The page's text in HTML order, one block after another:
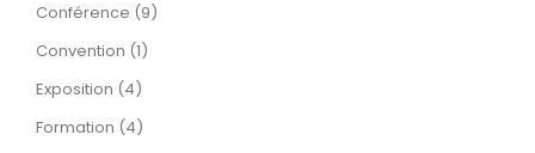
Conférence (9)
Convention (1)
Exposition (4)
Formation (4)